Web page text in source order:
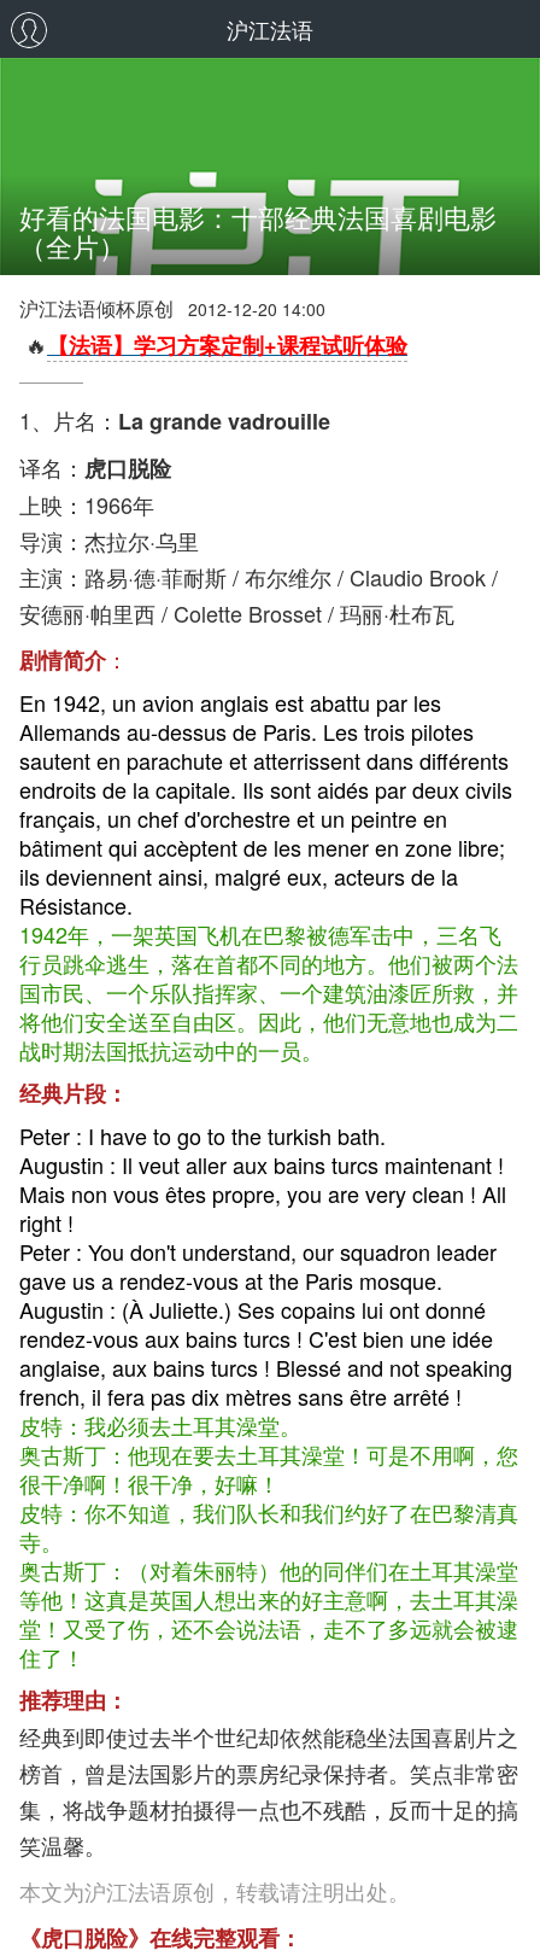
沪江法语
好看的法国电影：十部经典法国喜剧电影
（全片）
沪江法语倾杯原创 2012-12-20 14:00
🔥 【法语】学习方案定制+课程试听体验
1、片名： La grande vadrouille
译名： 虎口脱险
上映：1966年
导演：杰拉尔·乌里
主演：路易·德·菲耐斯 / 布尔维尔 / Claudio Brook /
安德丽·帕里西 / Colette Brosset / 玛丽·杜布瓦
剧情简介：
En 1942, un avion anglais est abattu par les
Allemands au-dessus de Paris. Les trois pilotes
sautent en parachute et atterrissent dans différents
endroits de la capitale. Ils sont aidés par deux civils
français, un chef d'orchestre et un peintre en
bâtiment qui accèptent de les mener en zone libre;
ils deviennent ainsi, malgré eux, acteurs de la
Résistance.
1942年，一架英国飞机在巴黎被德军击中，三名飞
行员跳伞逃生，落在首都不同的地方。他们被两个法
国市民、一个乐队指挥家、一个建筑油漆匠所救，并
将他们安全送至自由区。因此，他们无意地也成为二
战时期法国抵抗运动中的一员。
经典片段：
Peter : I have to go to the turkish bath.
Augustin : Il veut aller aux bains turcs maintenant !
Mais non vous êtes propre, you are very clean ! All
right !
Peter : You don't understand, our squadron leader
gave us a rendez-vous at the Paris mosque.
Augustin : (À Juliette.) Ses copains lui ont donné
rendez-vous aux bains turcs ! C'est bien une idée
anglaise, aux bains turcs ! Blessé and not speaking
french, il fera pas dix mètres sans être arrêté !
皮特：我必须去土耳其澡堂。
奥古斯丁：他现在要去土耳其澡堂！可是不用啊，您
很干净啊！很干净，好嘛！
皮特：你不知道，我们队长和我们约好了在巴黎清真
寺。
奥古斯丁：（对着朱丽特）他的同伴们在土耳其澡堂
等他！这真是英国人想出来的好主意啊，去土耳其澡
堂！又受了伤，还不会说法语，走不了多远就会被逮
住了！
推荐理由：
经典到即使过去半个世纪却依然能稳坐法国喜剧片之
榜首，曾是法国影片的票房纪录保持者。笑点非常密
集，将战争题材拍摄得一点也不残酷，反而十足的搞
笑温馨。
本文为沪江法语原创，转载请注明出处。
《虎口脱险》在线完整观看：